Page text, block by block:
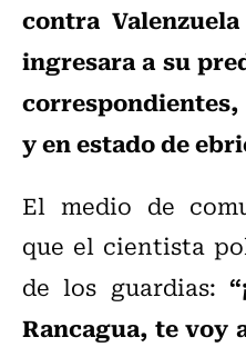
contra
ingresara a su
y en estado de
El medio de
que el cientista
de los guardias:
Rancagua, te voy